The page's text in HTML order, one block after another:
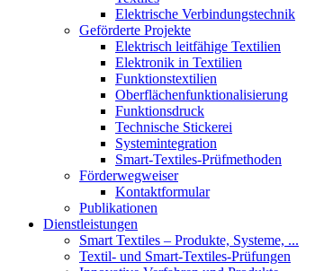
Elektrische Verbindungstechnik
Geförderte Projekte
Elektrisch leitfähige Textilien
Elektronik in Textilien
Funktionstextilien
Oberflächenfunktionalisierung
Funktionsdruck
Technische Stickerei
Systemintegration
Smart-Textiles-Prüfmethoden
Förderwegweiser
Kontaktformular
Publikationen
Dienstleistungen
Smart Textiles – Produkte, Systeme, ...
Textil- und Smart-Textiles-Prüfungen